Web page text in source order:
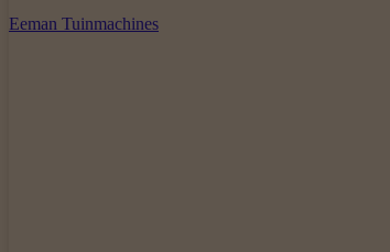
Eeman Tuinmachines